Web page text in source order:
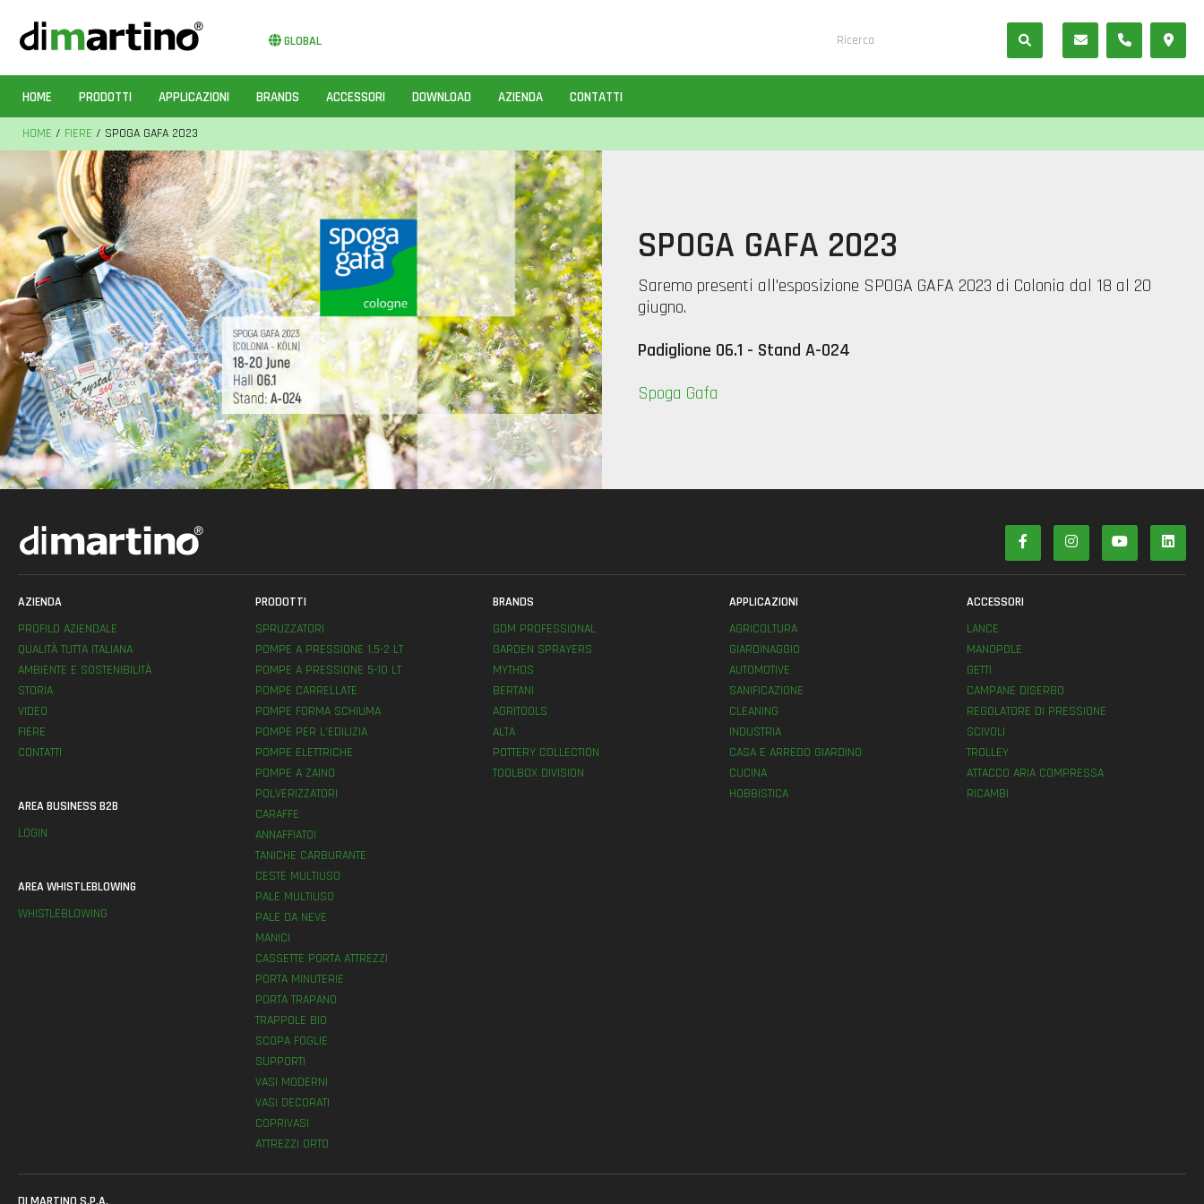
GLOBAL
HOME PRODOTTI APPLICAZIONI BRANDS ACCESSORI DOWNLOAD AZIENDA CONTATTI
HOME / FIERE / SPOGA GAFA 2023
SPOGA GAFA 2023
Saremo presenti all'esposizione SPOGA GAFA 2023 di Colonia dal 18 al 20
giugno.
Padiglione 06.1 - Stand A-024
Spoga Gafa
AZIENDA
PROFILO AZIENDALE
QUALITÀ TUTTA ITALIANA
AMBIENTE E SOSTENIBILITÀ
STORIA
VIDEO
FIERE
CONTATTI
AREA BUSINESS B2B
LOGIN
AREA WHISTLEBLOWING
WHISTLEBLOWING
PRODOTTI
SPRUZZATORI
POMPE A PRESSIONE 1,5-2 LT
POMPE A PRESSIONE 5-10 LT
POMPE CARRELLATE
POMPE FORMA SCHIUMA
POMPE PER L’EDILIZIA
POMPE ELETTRICHE
POMPE A ZAINO
POLVERIZZATORI
CARAFFE
ANNAFFIATOI
TANICHE CARBURANTE
CESTE MULTIUSO
PALE MULTIUSO
PALE DA NEVE
MANICI
CASSETTE PORTA ATTREZZI
PORTA MINUTERIE
PORTA TRAPANO
TRAPPOLE BIO
SCOPA FOGLIE
SUPPORTI
VASI MODERNI
VASI DECORATI
COPRIVASI
ATTREZZI ORTO
BRANDS
GDM PROFESSIONAL
GARDEN SPRAYERS
MYTHOS
BERTANI
AGRITOOLS
ALTA
POTTERY COLLECTION
TOOLBOX DIVISION
APPLICAZIONI
AGRICOLTURA
GIARDINAGGIO
AUTOMOTIVE
SANIFICAZIONE
CLEANING
INDUSTRIA
CASA E ARREDO GIARDINO
CUCINA
HOBBISTICA
ACCESSORI
LANCE
MANOPOLE
GETTI
CAMPANE DISERBO
REGOLATORE DI PRESSIONE
SCIVOLI
TROLLEY
ATTACCO ARIA COMPRESSA
RICAMBI